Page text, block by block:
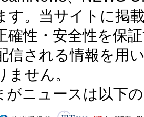
す。当サイトに掲
確性・安全性を保
信される情報を用
ません。
がニュースは以下